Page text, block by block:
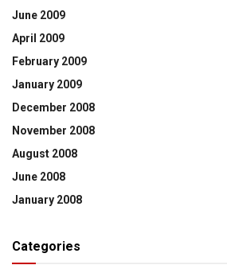
June 2009
April 2009
February 2009
January 2009
December 2008
November 2008
August 2008
June 2008
January 2008
Categories